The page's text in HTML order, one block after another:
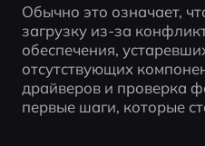
Обычно это означает,
загрузку из-за
обеспечения,
отсутствующих
драйверов и проверка
первые шаги, которые